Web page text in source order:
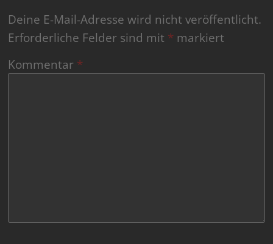
Deine E-Mail-Adresse wird nicht veröffentlicht.
Erforderliche Felder sind mit * markiert
Kommentar *